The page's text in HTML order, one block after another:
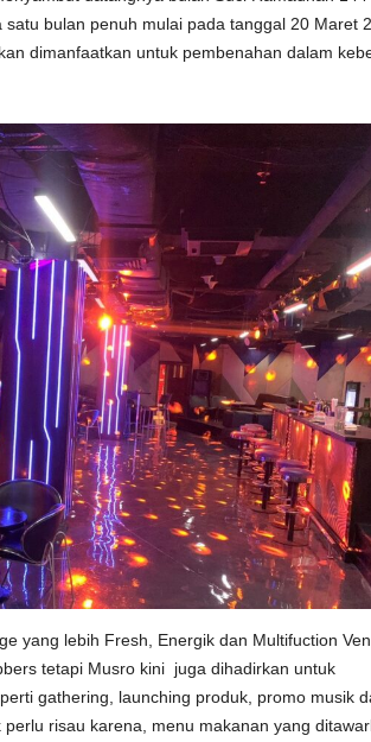
bulan penuh mulai pada tanggal 20 Maret
dimanfaatkan untuk pembenahan dalam
yang lebih Fresh, Energik dan Multifuction
tetapi Musro kini juga dihadirkan untuk
gathering, launching produk, promo musik
risau karena, menu makanan yang